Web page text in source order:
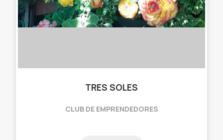
TRES SOLES
CLUB DE EMPRENDEDORES